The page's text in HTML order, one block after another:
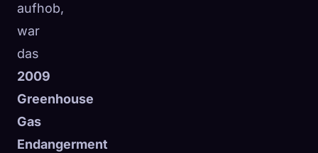
aufhob,
war
das
2009
Greenhouse
Gas
Endangerment